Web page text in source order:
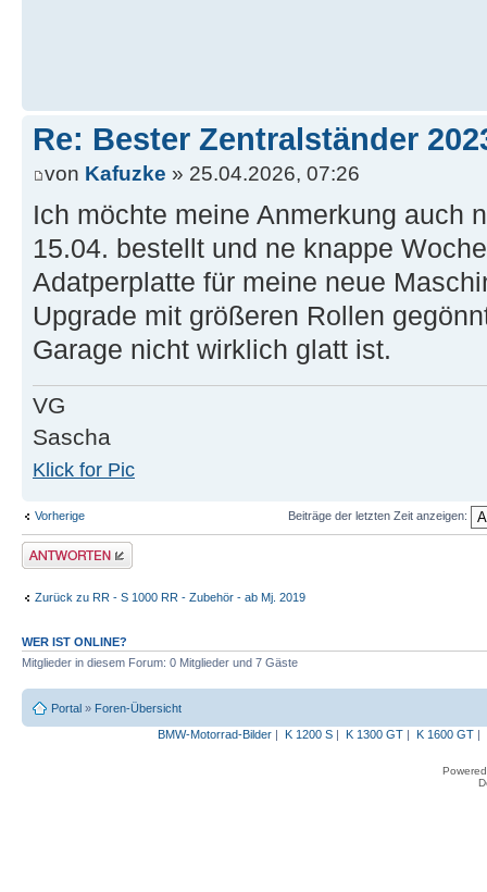
Re: Bester Zentralständer
von Kafuzke » 25.04.2026, 07:26
Ich möchte meine Anmerkung auch
15.04. bestellt und ne knappe
Adatperplatte für meine neue
Upgrade mit größeren Rollen
Garage nicht wirklich glatt ist.
VG
Sascha
Klick for Pic
Vorherige Beiträge der letzten Zeit anzeigen:
Antwort erstellen
Zurück zu RR - S 1000 RR - Zubehör - ab Mj. 2019
WER IST ONLINE?
Mitglieder in diesem Forum: 0 Mitglieder und 7 Gäste
Portal » Foren-Übersicht
BMW-Motorrad-Bilder| K 1200 S| K 1300 GT| K 1600 GT|